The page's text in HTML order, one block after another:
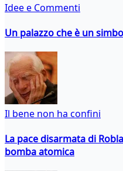
Idee e Commenti
Un palazzo che è un
Il bene non ha confini
La pace disarmata di
bomba atomica